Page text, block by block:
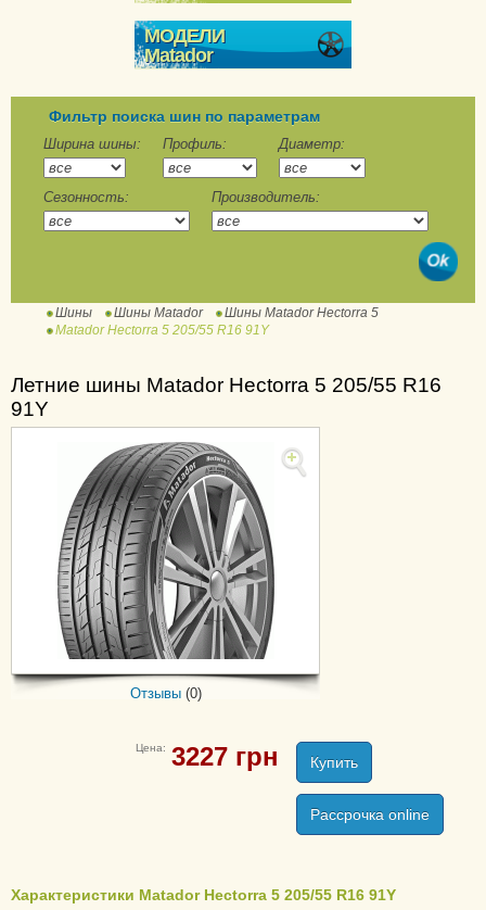
МОДЕЛИ
Matador
MP 92 Sibir
MP 93 Nordicca
MPS 530 Sibir Snow
Van M+S
Nordicca Van
Hectorra Van
MP 47 Hectorra 3 SUV
MPS 320 Maxilla
MPS 330 Maxilla 2
MP-62 All Weather Evo
MP-72 Izzarda A/T 2
MPS 125 Variant All
Weather
Weather 2
Фильтр поиска шин по параметрам
Ширина шины: Профиль: Диаметр:
Сезонность: Производитель:
Шины Шины Matador
Шины Matador Hectorra 5
Matador Hectorra 5 205/55 R16 91Y
Летние шины Matador Hectorra 5 205/55 R16
91Y
Отзывы (0)
Цена: 3227 грн Купить
Рассрочка online
Характеристики Matador Hectorra 5 205/55 R16 91Y